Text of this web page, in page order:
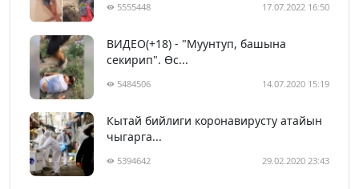
5555448 17.07.2022 16:50
ВИДЕО(+18) - "Муунтуп, башына
секирип". Өс...
5484506 14.07.2020 15:19
Кытай бийлиги коронавирусту атайын
чыгарга...
5394642 29.02.2020 23:43